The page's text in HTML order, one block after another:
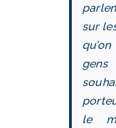
sur
le